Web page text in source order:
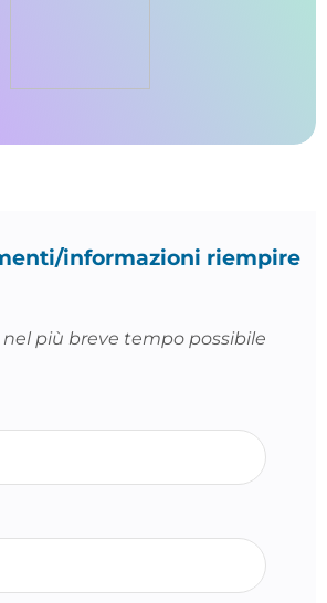
informazioni riempire
più breve tempo possibile